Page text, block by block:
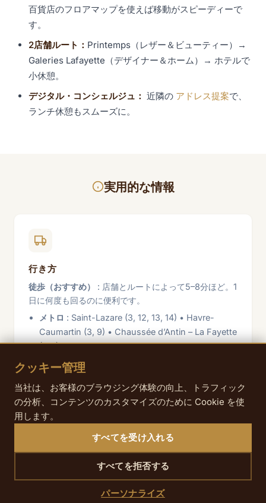
百貨店のフロアマップを使えば移動がスピーディーで
す。
2店舗ルート： Printemps（レザー＆ビューティー）→
Galeries Lafayette（デザイナー＆ホーム）→ ホテルで
小休憩。
デジタル・コンシェルジュ： 近隣の アドレス提案で、
ランチ休憩もスムーズに。
実用的な情報
行き方
徒歩（おすすめ）
: 店舗とルートによって5–8分ほど。1
日に何度も回るのに便利です。
メトロ : Saint-Lazare (3, 12, 13, 14) • Havre-
Caumartin (3, 9) • Chaussée d’Antin – La Fayette
(7, 9).
バス
: Saint-Lazare / Haussmann周辺は20, 21,
32, 43, 68, 95番線。
自転車: Saint-Lazare周辺およびboulevard
Haussmann周辺にVélib’ステーション（冬は鍵と手
袋を推奨）。
遅い時間の帰館: Saint-Lazare発のNoctiliens N01,
N02；place de la Madeleineと周辺の通りでタクシ
ー／VTCも利用できます。
クッキー管理
当社は、お客様のブラウジング体験の向上、トラフィック
の分析、コンテンツのカスタマイズのために Cookie を使
用します。
すべてを受け入れる
すべてを拒否する
パーソナライズ